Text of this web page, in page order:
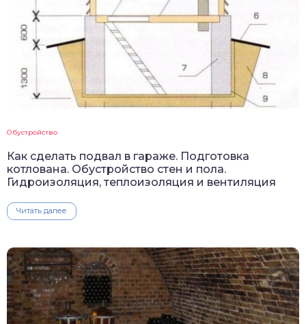
Обустройство
Как сделать подвал в гараже. Подготовка
котлована. Обустройство стен и пола.
Гидроизоляция, теплоизоляция и вентиляция
Читать далее